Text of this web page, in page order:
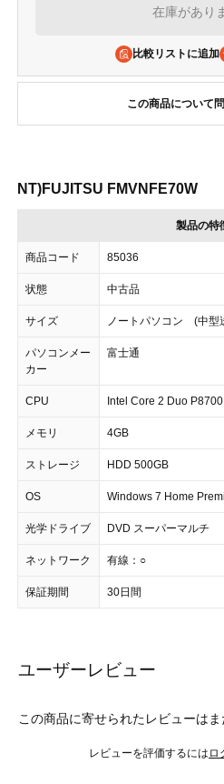
在庫があり
比較リストに追加
この商品について
NT)FUJITSU FMVNFE70W
製品の特
商品コード 85036
状態 中古品
サイズ ノートパソコン (中型
パソコンメー
カー
富士通
CPU Intel Core 2 Duo
メモリ 4GB
ストレージ HDD 500GB
OS Windows 7 Home
光学ドライブ DVD スーパーマルチ
ネットワーク 有線：○
保証期間 30日間
ユーザーレビュー
この商品に寄せられたレビューはま
レビューを評価するには ロ